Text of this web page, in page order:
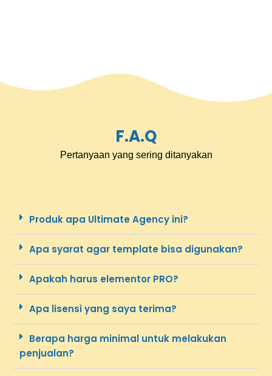
F.A.Q
Pertanyaan yang sering ditanyakan
Produk apa Ultimate Agency ini?
Apa syarat agar template bisa digunakan?
Apakah harus elementor PRO?
Apa lisensi yang saya terima?
Berapa harga minimal untuk melakukan
penjualan?